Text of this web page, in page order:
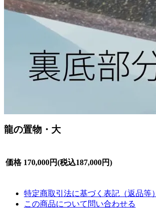
龍の置物・大
価格 170,000円(税込187,000円)
特定商取引法に基づく表記（返品等）
この商品について問い合わせる